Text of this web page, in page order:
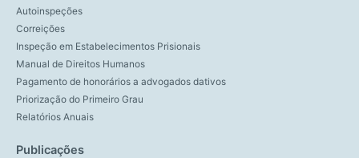
Autoinspeções
Correições
Inspeção em Estabelecimentos Prisionais
Manual de Direitos Humanos
Pagamento de honorários a advogados dativos
Priorização do Primeiro Grau
Relatórios Anuais
Publicações